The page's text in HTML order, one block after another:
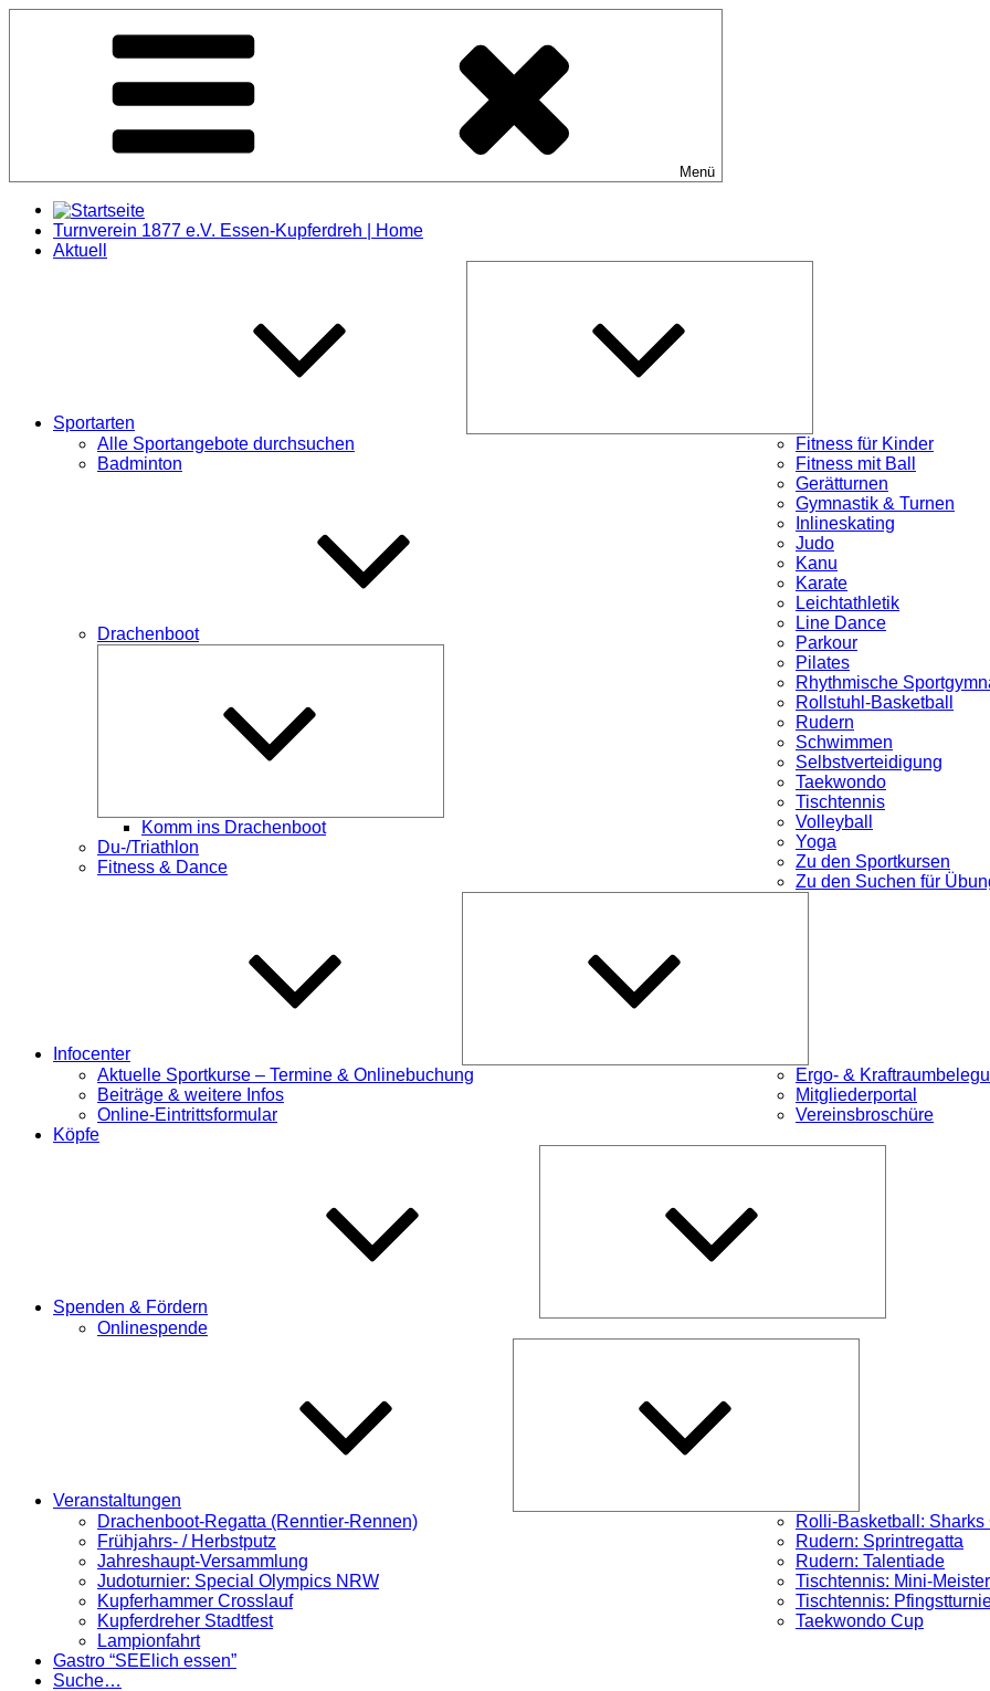
Menü
Turnverein 1877 e.V. Essen-Kupferdreh | Home
Aktuell
Sportarten
Alle Sportangebote durchsuchen
Badminton
Drachenboot
Komm ins Drachenboot
Du-/Triathlon
Fitness & Dance
Fitness für Kinder
Fitness mit Ball
Gerätturnen
Gymnastik & Turnen
Inlineskating
Judo
Kanu
Karate
Leichtathletik
Line Dance
Parkour
Pilates
Rhythmische
Rollstuhl-Basketball
Rudern
Schwimmen
Selbstverteidigung
Taekwondo
Tischtennis
Volleyball
Yoga
Zu den Sportkursen
Zu den Suchen für
Infocenter
Aktuelle Sportkurse – Termine & Onlinebuchung
Beiträge & weitere Infos
Online-Eintrittsformular
Ergo- &
Mitgliederportal
Vereinsbroschüre
Köpfe
Spenden & Fördern
Onlinespende
Veranstaltungen
Drachenboot-Regatta (Renntier-Rennen)
Frühjahrs- / Herbstputz
Jahreshaupt-Versammlung
Judoturnier: Special Olympics NRW
Kupferhammer Crosslauf
Kupferdreher Stadtfest
Lampionfahrt
Rolli-Basketball: Sharks
Rudern: Sprintregatta
Rudern: Talentiade
Tischtennis: Mini-
Tischtennis:
Taekwondo Cup
Gastro “SEElich essen”
Suche…